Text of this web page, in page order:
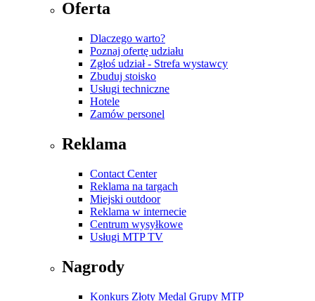
Oferta
Dlaczego warto?
Poznaj ofertę udziału
Zgłoś udział - Strefa wystawcy
Zbuduj stoisko
Usługi techniczne
Hotele
Zamów personel
Reklama
Contact Center
Reklama na targach
Miejski outdoor
Reklama w internecie
Centrum wysyłkowe
Usługi MTP TV
Nagrody
Konkurs Złoty Medal Grupy MTP